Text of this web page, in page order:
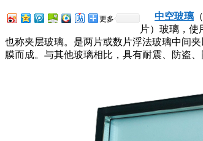
更多 中空玻璃
片）玻璃，使
也称夹层玻璃。是两片或数片浮法玻璃中间
膜而成。与其他玻璃相比，具有耐震、防盗、